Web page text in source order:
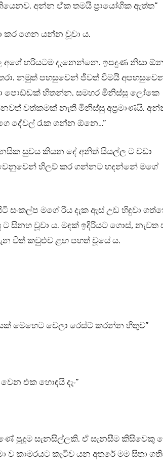
අන්න ඒක තමයි ප්‍රායෝගික ඇත්ත”
කර ගෙන යන්න වූවා ය.
අගේ හරියටම දැනෙන්නෙ. ඉපදුණ නිසා ඕන
නමුත් පහසුවෙන් ජීවත් වීමයි
පොඩ්ඩක් හිතන්න. සමහර මිනිස්සු ලෝකෙ
වත්කමක් නැති මිනිස්සු අප්‍රමාණයි.
දේවල් රැක ගන්න ඕනෙ…”
සුවය කියන දේ අනිත් සියල්ල ට වඩා
වෙනුවෙන් හිලව් කර ගන්නට හදන්නේ මගේ
මගේ රිය දැක ඇස් උඩ හිඳුවා
සිනහ වූවා ය. මඳක් ඉදිරියට ගොස්, නැවත
විත් කවුළුව ළඟ පහත් වූයේ ය.
මෙහෙට වෙලා රෙස්ට් කරන්න හිතුව”
එක හොඳයි දැං”
පුදුම සැනසිල්ලකි. ඒ සැනසීම කිසිවෙකු
ව කාමරයට කැටිව යන අතරේ මම සිතා